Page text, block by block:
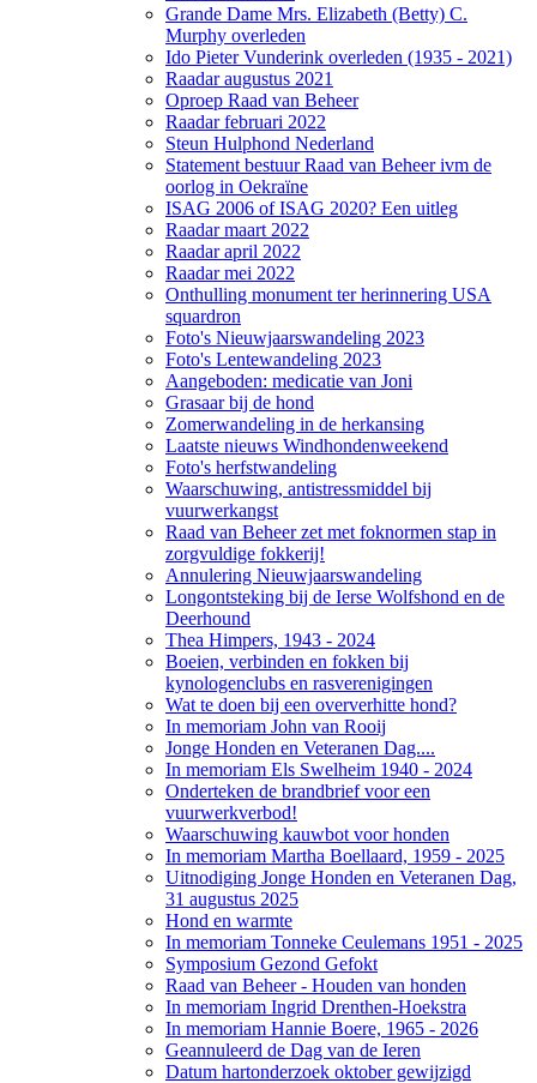
Grande Dame Mrs. Elizabeth (Betty) C.
Murphy overleden
Ido Pieter Vunderink overleden (1935 - 2021)
Raadar augustus 2021
Oproep Raad van Beheer
Raadar februari 2022
Steun Hulphond Nederland
Statement bestuur Raad van Beheer ivm de
oorlog in Oekraïne
ISAG 2006 of ISAG 2020? Een uitleg
Raadar maart 2022
Raadar april 2022
Raadar mei 2022
Onthulling monument ter herinnering USA
squardron
Foto's Nieuwjaarswandeling 2023
Foto's Lentewandeling 2023
Aangeboden: medicatie van Joni
Grasaar bij de hond
Zomerwandeling in de herkansing
Laatste nieuws Windhondenweekend
Foto's herfstwandeling
Waarschuwing, antistressmiddel bij
vuurwerkangst
Raad van Beheer zet met foknormen stap in
zorgvuldige fokkerij!
Annulering Nieuwjaarswandeling
Longontsteking bij de Ierse Wolfshond en de
Deerhound
Thea Himpers, 1943 - 2024
Boeien, verbinden en fokken bij
kynologenclubs en rasverenigingen
Wat te doen bij een oververhitte hond?
In memoriam John van Rooij
Jonge Honden en Veteranen Dag....
In memoriam Els Swelheim 1940 - 2024
Onderteken de brandbrief voor een
vuurwerkverbod!
Waarschuwing kauwbot voor honden
In memoriam Martha Boellaard, 1959 - 2025
Uitnodiging Jonge Honden en Veteranen Dag,
31 augustus 2025
Hond en warmte
In memoriam Tonneke Ceulemans 1951 - 2025
Symposium Gezond Gefokt
Raad van Beheer - Houden van honden
In memoriam Ingrid Drenthen-Hoekstra
In memoriam Hannie Boere, 1965 - 2026
Geannuleerd de Dag van de Ieren
Datum hartonderzoek oktober gewijzigd